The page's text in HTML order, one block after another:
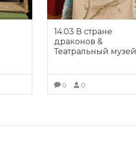
14.03 В стране
драконов &
Театральный музей
0 0